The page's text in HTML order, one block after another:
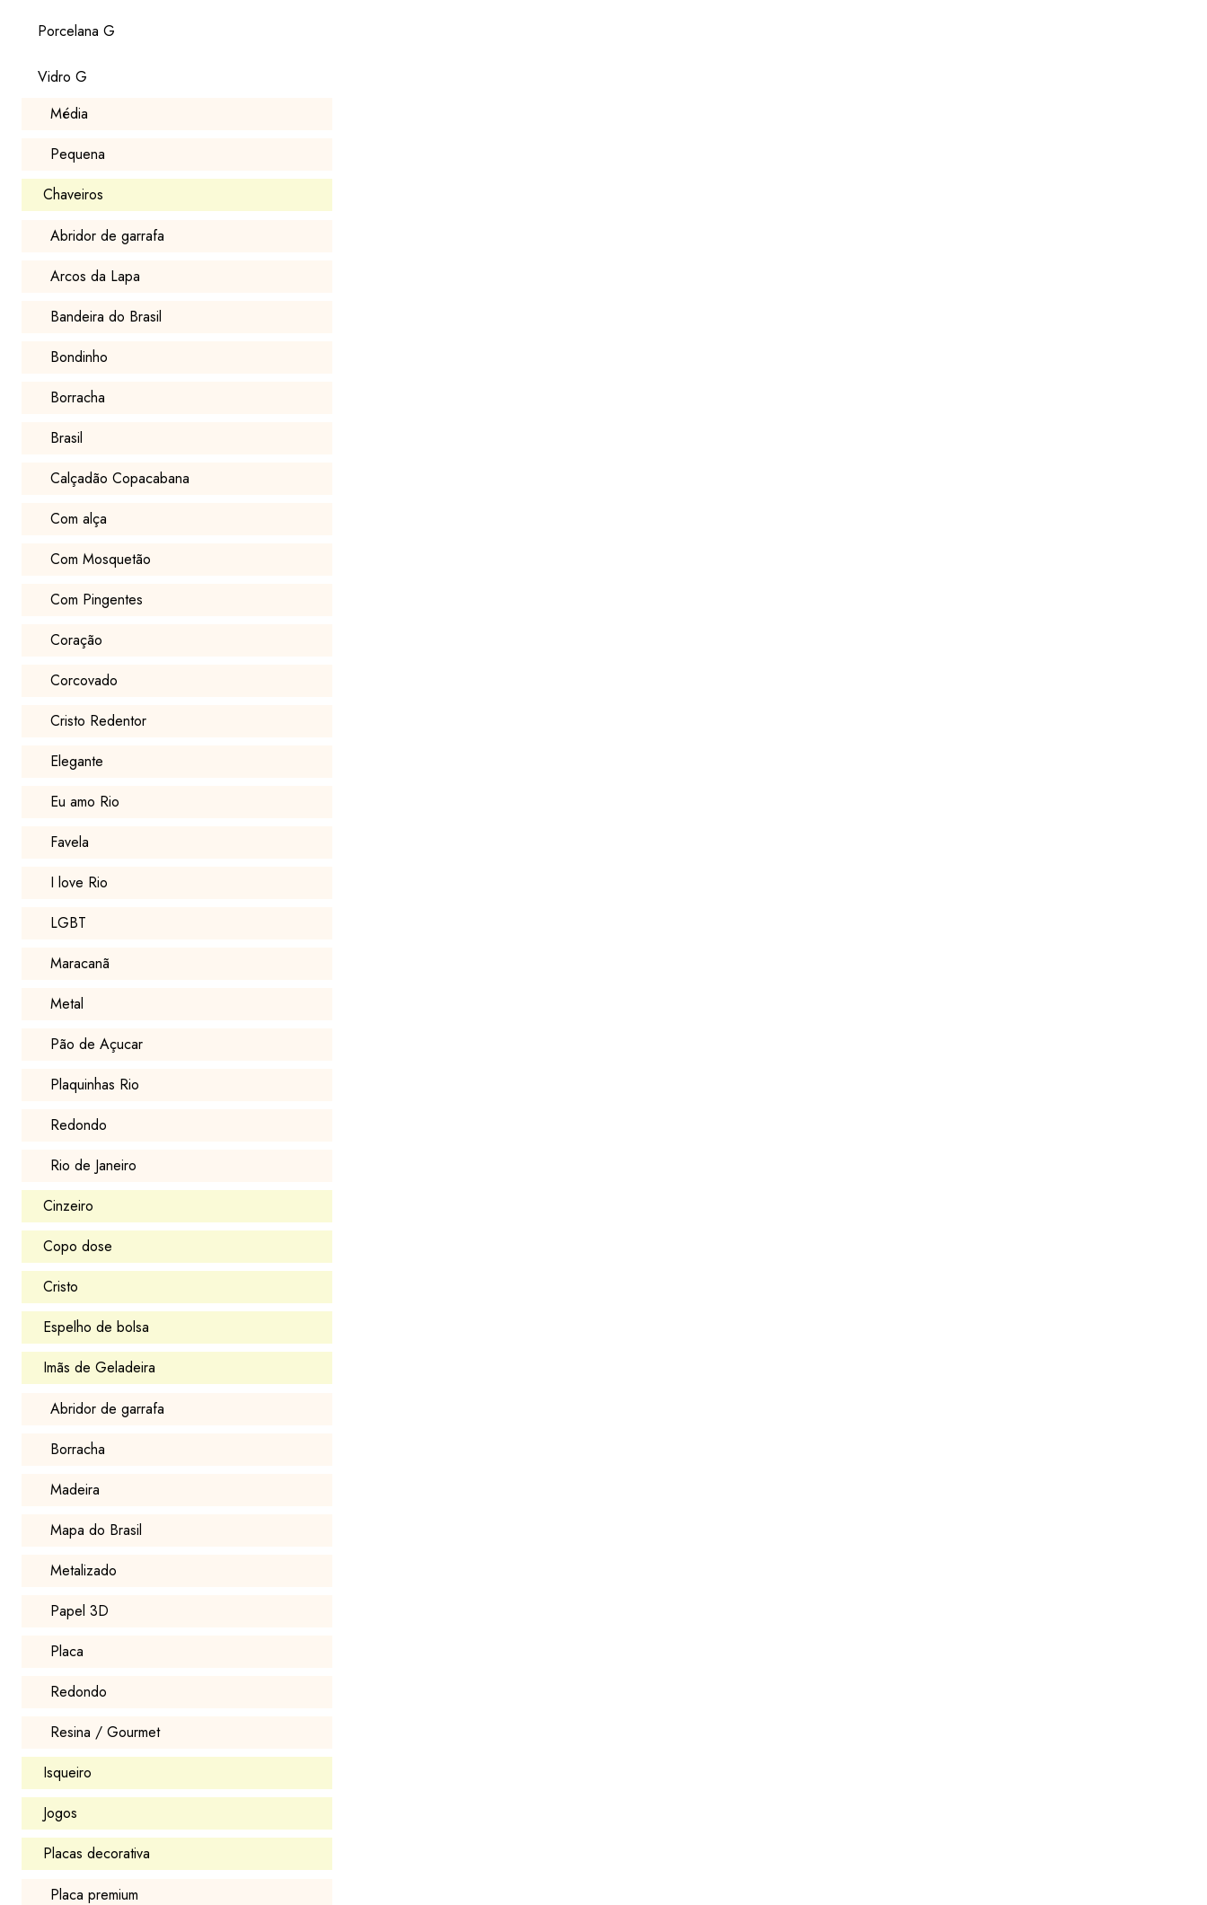
Porcelana G
Vidro G
Média
Pequena
Chaveiros
Abridor de garrafa
Arcos da Lapa
Bandeira do Brasil
Bondinho
Borracha
Brasil
Calçadão Copacabana
Com alça
Com Mosquetão
Com Pingentes
Coração
Corcovado
Cristo Redentor
Elegante
Eu amo Rio
Favela
I love Rio
LGBT
Maracanã
Metal
Pão de Açucar
Plaquinhas Rio
Redondo
Rio de Janeiro
Cinzeiro
Copo dose
Cristo
Espelho de bolsa
Imãs de Geladeira
Abridor de garrafa
Borracha
Madeira
Mapa do Brasil
Metalizado
Papel 3D
Placa
Redondo
Resina / Gourmet
Isqueiro
Jogos
Placas decorativa
Placa premium